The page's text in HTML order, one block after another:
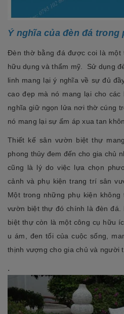
Ý nghĩa của đèn đá trong
Đèn thờ bằng đá được coi là
hữu dụng và thẩm mỹ. Sử dụng
linh mang lại ý nghĩa về sự đủ
cao đẹp mà nó mang lại cho
nghĩa giữ ngọn lửa nơi thờ cúng
nó mang lại sự ấm áp xua tan
Thiết kế sân vườn biệt thự
phong thủy đem đến cho gia chủ
cũng là lý do việc lựa chọn
cảnh và phụ kiện trang trí sân
Một trong những phụ kiện
vườn biệt thự đó chính là đèn
biệt thự còn là một công cụ hữu
u ám, đen tối của cuộc sống,
thịnh vượng cho gia chủ và người
.